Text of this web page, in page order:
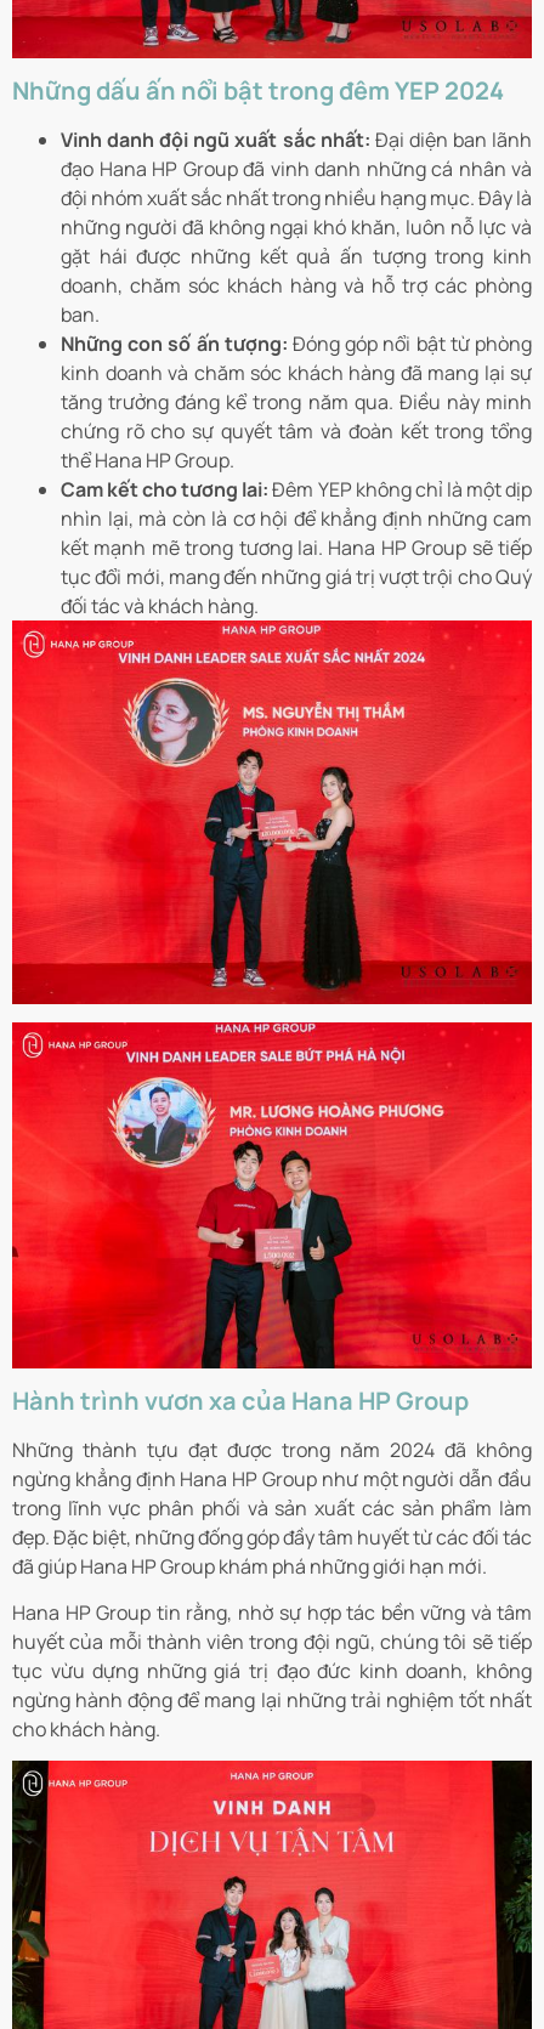
Những dấu ấn nổi bật trong đêm YEP 2024
Vinh danh đội ngũ xuất sắc nhất: Đại diện ban lãnh
đạo Hana HP Group đã vinh danh những cá nhân và
đội nhóm xuất sắc nhất trong nhiều hạng mục. Đây là
những người đã không ngại khó khăn, luôn nỗ lực và
gặt hái được những kết quả ấn tượng trong kinh
doanh, chăm sóc khách hàng và hỗ trợ các phòng
ban.
Những con số ấn tượng: Đóng góp nổi bật từ phòng
kinh doanh và chăm sóc khách hàng đã mang lại sự
tăng trưởng đáng kể trong năm qua. Điều này minh
chứng rõ cho sự quyết tâm và đoàn kết trong tổng
thể Hana HP Group.
Cam kết cho tương lai:Đêm YEP không chỉ là một dịp
nhìn lại, mà còn là cơ hội để khẳng định những cam
kết mạnh mẽ trong tương lai. Hana HP Group sẽ tiếp
tục đổi mới, mang đến những giá trị vượt trội cho Quý
đối tác và khách hàng.
Hành trình vươn xa của Hana HP Group
Những thành tựu đạt được trong năm 2024 đã không
ngừng khẳng định Hana HP Group như một người dẫn đầu
trong lĩnh vực phân phối và sản xuất các sản phẩm làm
đẹp. Đặc biệt, những đống góp đầy tâm huyết từ các đối tác
đã giúp Hana HP Group khám phá những giới hạn mới.
Hana HP Group tin rằng, nhờ sự hợp tác bền vững và tâm
huyết của mỗi thành viên trong đội ngũ, chúng tôi sẽ tiếp
tục vừu dựng những giá trị đạo đức kinh doanh, không
ngừng hành động để mang lại những trải nghiệm tốt nhất
cho khách hàng.